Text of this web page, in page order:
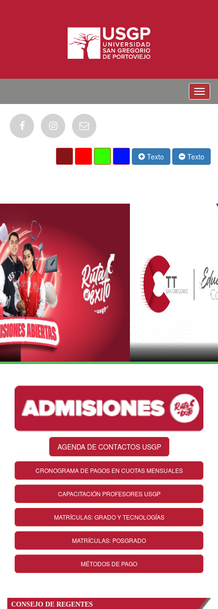
Menu
Texto Texto
AGENDA DE CONTACTOS USGP
CRONOGRAMA DE PAGOS EN CUOTAS MENSUALES
CAPACITACIÓN PROFESORES USGP
MATRÍCULAS: GRADO Y TECNOLOGÍAS
MATRÍCULAS: POSGRADO
MÉTODOS DE PAGO
CONSEJO DE REGENTES